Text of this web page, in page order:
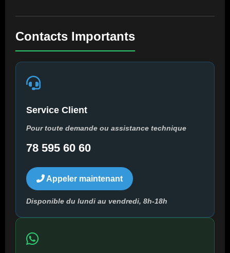
Contacts Importants
Service Client
Pour toute demande ou assistance technique
78 595 60 60
Appeler maintenant
Disponible du lundi au vendredi, 8h-18h